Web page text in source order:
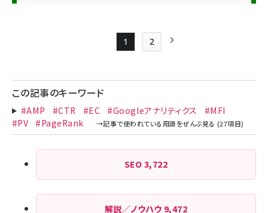
送
り
1 2
この記事のキーワード
#AMP #CTR #EC #Googleアナリティクス
#MFI
#PV
#PageRank
SEO 3,722
解説／ノウハウ 9,472